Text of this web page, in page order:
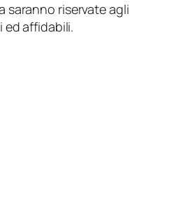
saranno riservate agli
affidabili.